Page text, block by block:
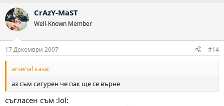
CrAzY-MaST
Well-Known Member
17 Декември 2007 #14
arsenal каза:
аз съм сигурен че пак ще се върне
съгласен съм :lol: